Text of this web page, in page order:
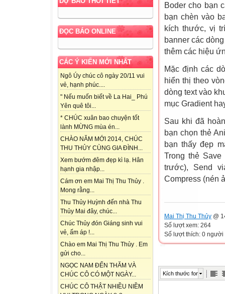
ĐỌC BÁO ONLINE
CÁC Ý KIẾN MỚI NHẤT
Ngô Úy chúc cô ngày 20/11 vui
vẻ, hạnh phúc....
" Nếu muốn biết về La Hai_ Phú
Yên quê tôi...
* CHÚC xuân bao chuyện tốt
lành MỪNG mùa én...
CHÀO NĂM MỚI 2014, CHÚC
THU THỦY CÙNG GIA ĐÌNH...
Xem bướm đêm đẹp kì lạ. Hân
hạnh gia nhập...
Cám ơn em Mai Thị Thu Thủy .
Mong rằng...
Thu Thủy Huỳnh đến nhà Thu
Thủy Mai đây, chúc...
Chúc Thủy đón Giáng sinh vui
vẻ, ấm áp !...
Chào em Mai Thị Thu Thủy . Em
gửi cho...
NGỌC NAM ĐẾN THĂM VÀ
CHÚC CÔ CÓ MỘT NGÀY...
CHÚC CÔ THẬT NHIỀU NIỀM
Boder cho bạn
bạn chèn vào
kích thước, vị
banner các
thêm các hiệu
Mặc định các
hiển thị theo
dòng text vào
mục Gradient
Sau khi đã
bạn chọn thẻ
bạn thấy đẹp
Trong thẻ
trước), Send
Compress (nén
Mai Thị Thu Thủy @
Số lượt xem: 264
Số lượt thích: 0 người
Kích thước font